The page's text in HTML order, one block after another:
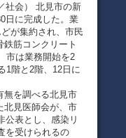
社会） 北見市の新
日に完成した。業
が集約され、市民
筋コンクリート
市は業務開始を2
1階と2階、12日に
無を調べる北見市
北見医師会が、市
公表とし、感染リ
を受けられるの